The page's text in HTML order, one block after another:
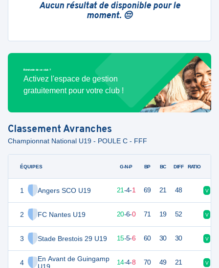
Aucun résultat de disponible pour le
moment. 😔
Bénévole de ce club ?
Activez l'espace de gestion
gratuitement pour votre club !
ClassementAvranches
Championnat National U19 - POULE C - FFF
ÉQUIPES
1 Angers SCO U19
2 FC Nantes U19
3 Stade Brestois 29 U19
4
En Avant de Guingamp
G-N-P BP BC DIFF RATIO
67 21-4-1 69 21 48 V
20-6-0 71 19 52 V
50 26 15-5-6 60 30 30 V
46 26 14-4-8 70 49 21 V